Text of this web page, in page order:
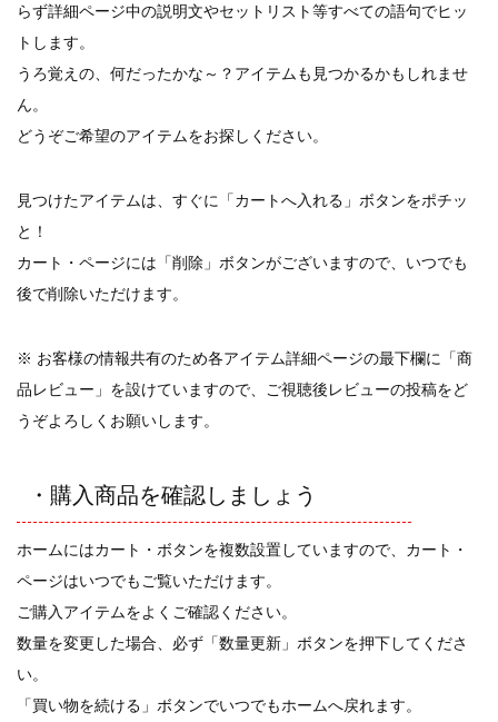
らず詳細ページ中の説明文やセットリスト等すべての語句でヒッ
トします。
うろ覚えの、何だったかな～？アイテムも見つかるかもしれませ
ん。
どうぞご希望のアイテムをお探しください。
見つけたアイテムは、すぐに「カートへ入れる」ボタンをポチッ
と！
カート・ページには「削除」ボタンがございますので、いつでも
後で削除いただけます。
※ お客様の情報共有のため各アイテム詳細ページの最下欄に「商
品レビュー」を設けていますので、ご視聴後レビューの投稿をど
うぞよろしくお願いします。
・購入商品を確認しましょう
ホームにはカート・ボタンを複数設置していますので、カート・
ページはいつでもご覧いただけます。
ご購入アイテムをよくご確認ください。
数量を変更した場合、必ず「数量更新」ボタンを押下してくださ
い。
「買い物を続ける」ボタンでいつでもホームへ戻れます。